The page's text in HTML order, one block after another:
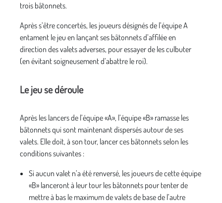
trois bâtonnets.
Après s’être concertés, les joueurs désignés de l’équipe A
entament le jeu en lançant ses bâtonnets d’affilée en
direction des valets adverses, pour essayer de les culbuter
(en évitant soigneusement d’abattre le roi).
Le jeu se déroule
Après les lancers de l’équipe «A», l’équipe «B» ramasse les
bâtonnets qui sont maintenant dispersés autour de ses
valets. Elle doit, à son tour, lancer ces bâtonnets selon les
conditions suivantes :
Si aucun valet n’a été renversé, les joueurs de cette équipe
«B» lanceront à leur tour les bâtonnets pour tenter de
mettre à bas le maximum de valets de base de l’autre